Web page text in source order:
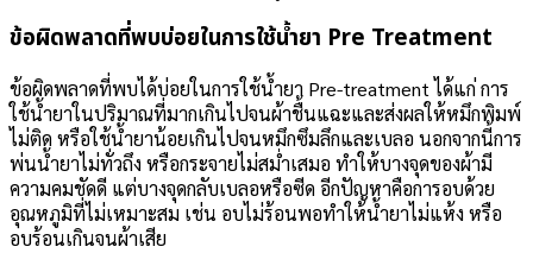
ข้อผิดพลาดที่พบบ่อยในการใช้น้ำยา Pre Treatment
ข้อผิดพลาดที่พบได้บ่อยในการใช้น้ำยา Pre-treatment ได้แก่ การ
ใช้น้ำยาในปริมาณที่มากเกินไปจนผ้าชื้นแฉะและส่งผลให้หมึกพิมพ์
ไม่ติด หรือใช้น้ำยาน้อยเกินไปจนหมึกซึมลึกและเบลอ นอกจากนี้การ
พ่นน้ำยาไม่ทั่วถึง หรือกระจายไม่สม่ำเสมอ ทำให้บางจุดของผ้ามี
ความคมชัดดี แต่บางจุดกลับเบลอหรือซีด อีกปัญหาคือการอบด้วย
อุณหภูมิที่ไม่เหมาะสม เช่น อบไม่ร้อนพอทำให้น้ำยาไม่แห้ง หรือ
อบร้อนเกินจนผ้าเสีย